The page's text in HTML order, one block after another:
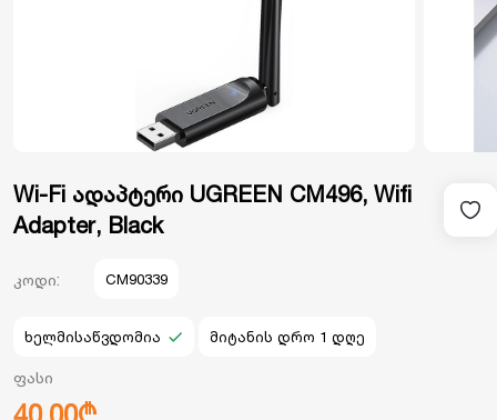
Wi-Fi ადაპტერი UGREEN CM496, Wifi
Adapter, Black
კოდი: CM90339
ხელმისაწვდომია მიტანის დრო 1 დღე
ფასი